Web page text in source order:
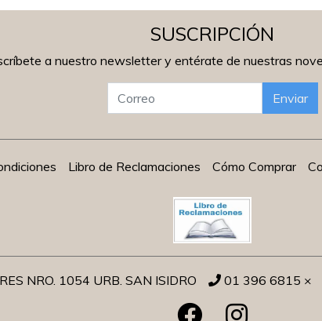
SUSCRIPCIÓN
a nuestro newsletter y entérate de nuestras
Enviar
Libro de Reclamaciones Cómo Comprar
NRO. 1054 URB. SAN ISIDRO 01 396 6815 ×